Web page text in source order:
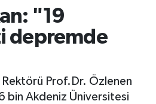
"19
depremde
Prof.Dr. Özlenen
bin Akdeniz Üniversitesi